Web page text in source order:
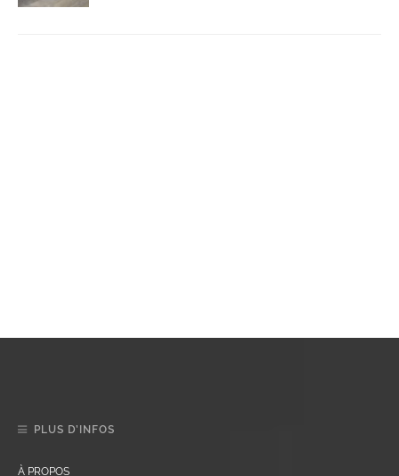
PLUS D’INFOS
À PROPOS